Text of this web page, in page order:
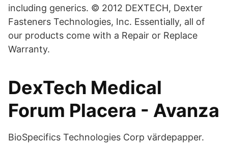
including generics. © 2012 DEXTECH, Dexter
Fasteners Technologies, Inc. Essentially, all of
our products come with a Repair or Replace
Warranty.
DexTech Medical
Forum Placera - Avanza
BioSpecifics Technologies Corp värdepapper.